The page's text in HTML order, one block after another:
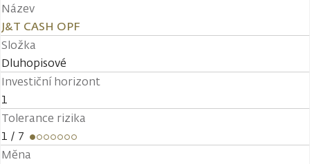
Název
J&T CASH OPF
Složka
Dluhopisové
Investiční horizont
1
Tolerance rizika
1 / 7
Měna